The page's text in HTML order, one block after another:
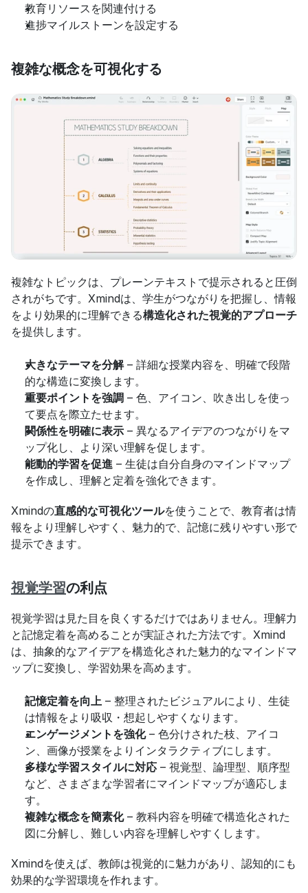
教育リソースを関連付ける
進捗マイルストーンを設定する
複雑な概念を可視化する
複雑なトピックは、プレーンテキストで提示されると圧倒
されがちです。Xmindは、学生がつながりを把握し、情報
をより効果的に理解できる構造化された視覚的アプローチ
を提供します。
大きなテーマを分解 – 詳細な授業内容を、明確で段階
的な構造に変換します。
重要ポイントを強調 – 色、アイコン、吹き出しを使っ
て要点を際立たせます。
関係性を明確に表示 – 異なるアイデアのつながりをマ
ップ化し、より深い理解を促します。
能動的学習を促進 – 生徒は自分自身のマインドマップ
を作成し、理解と定着を強化できます。
Xmindの直感的な可視化ツールを使うことで、教育者は情
報をより理解しやすく、魅力的で、記憶に残りやすい形で
提示できます。
視覚学習の利点
視覚学習は見た目を良くするだけではありません。理解力
と記憶定着を高めることが実証された方法です。Xmind
は、抽象的なアイデアを構造化された魅力的なマインドマ
ップに変換し、学習効果を高めます。
記憶定着を向上 – 整理されたビジュアルにより、生徒
は情報をより吸収・想起しやすくなります。
エンゲージメントを強化 – 色分けされた枝、アイコ
ン、画像が授業をよりインタラクティブにします。
多様な学習スタイルに対応 – 視覚型、論理型、順序型
など、さまざまな学習者にマインドマップが適応しま
す。
複雑な概念を簡素化 – 教科内容を明確で構造化された
図に分解し、難しい内容を理解しやすくします。
Xmindを使えば、教師は視覚的に魅力があり、認知的にも
効果的な学習環境を作れます。